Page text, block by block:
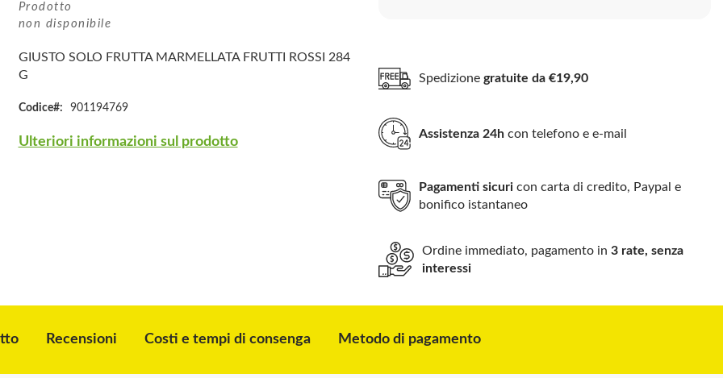
Prodotto
non disponibile
GIUSTO SOLO FRUTTA MARMELLATA FRUTTI ROSSI 284
G
Codice 901194769
Ulteriori informazioni sul prodotto
Spedizionegratuite da €19,90
Assistenza 24h con telefono e e-mail
Pagamenti sicuri con carta di credito, Paypal e
bonifico istantaneo
Ordine immediato, pagamento in3 rate, senza
interessi
Recensioni Costi e tempi di consenga Metodo di pagamento